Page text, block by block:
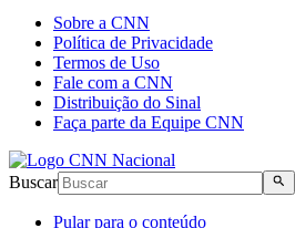
Sobre a CNN
Política de Privacidade
Termos de Uso
Fale com a CNN
Distribuição do Sinal
Faça parte da Equipe CNN
Buscar
Pular para o conteúdo